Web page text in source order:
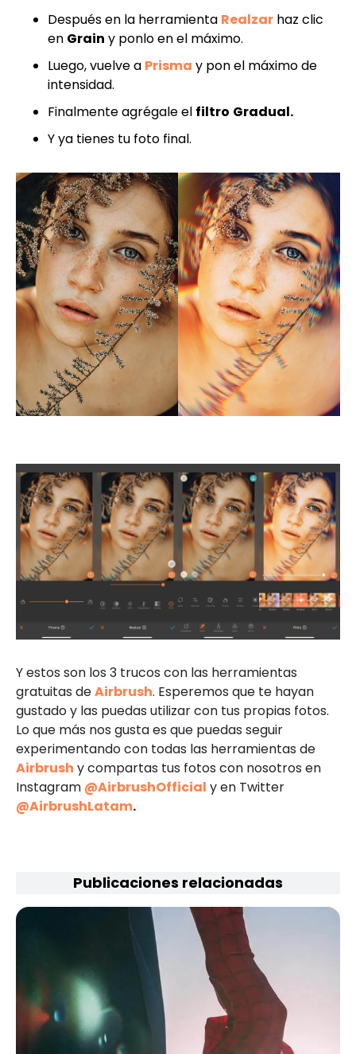
Después en la herramienta Realzar haz clic
en Grain y ponlo en el máximo.
Luego, vuelve a Prisma y pon el máximo de
intensidad.
Finalmente agrégale el filtro Gradual.
Y ya tienes tu foto final.
Y estos son los 3 trucos con las herramientas
gratuitas deAirbrush. Esperemos que te hayan
gustado y las puedas utilizar con tus propias fotos.
Lo que más nos gusta es que puedas seguir
experimentando con todas las herramientas de
Airbrush y compartas tus fotos con nosotros en
Instagram @AirbrushOfficial y en Twitter
@AirbrushLatam.
Publicaciones relacionadas